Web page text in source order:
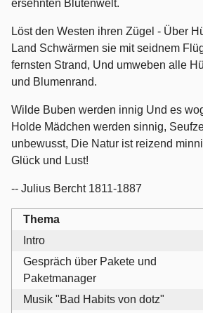
ersehnten Blütenwelt.
Löst den Westen ihren Zügel - Über
Land Schwärmen sie mit seidnem
fernsten Strand, Und umweben alle
und Blumenrand.
Wilde Buben werden innig Und es
Holde Mädchen werden sinnig,
unbewusst, Die Natur ist reizend
Glück und Lust!
-- Julius Bercht 1811-1887
Thema
Intro
Gespräch über Pakete und
Paketmanager
Musik "Bad Habits von dotz"